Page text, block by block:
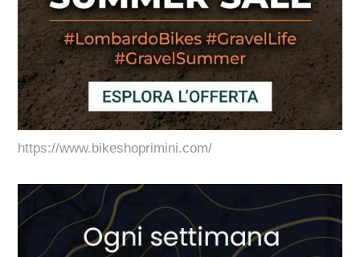
https://www.bikeshoprimini.com/